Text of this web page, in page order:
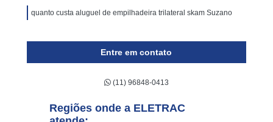
quanto custa aluguel de empilhadeira trilateral skam Suzano
Entre em contato
(11) 96848-0413
Regiões onde a ELETRAC